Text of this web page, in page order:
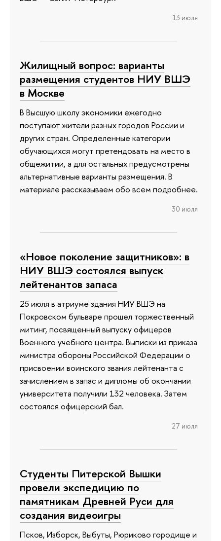
13 июля
Жилищный вопрос: варианты
размещения студентов НИУ ВШЭ
в Москве
В Высшую школу экономики ежегодно
поступают жители разных городов России и
других стран. Определенные категории
обучающихся могут претендовать на место в
общежитии, а для остальных предусмотрены
альтернативные варианты размещения. В
материале рассказываем обо всем подробнее.
30 июля
«Новое поколение защитников»: в
НИУ ВШЭ состоялся выпуск
лейтенантов запаса
25 июля в атриуме здания НИУ ВШЭ на
Покровском бульваре прошел торжественный
митинг, посвященный выпуску офицеров
Военного учебного центра. Выписки из приказа
министра обороны Российской Федерации о
присвоении воинского звания лейтенанта с
зачислением в запас и дипломы об окончании
университета получили 132 человека. Затем
состоялся офицерский бал.
27 июля
Студенты Питерской Вышки
провели экспедицию по
памятникам Древней Руси для
создания видеоигры
Псков, Изборск, Выбуты, Рюриково городище и